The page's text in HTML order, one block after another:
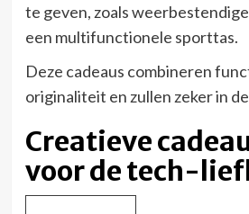
te geven, zoals
een multifunctionele sporttas.
Deze cadeaus combineren
originaliteit en zullen zeker in
Creatieve
voor de tech-